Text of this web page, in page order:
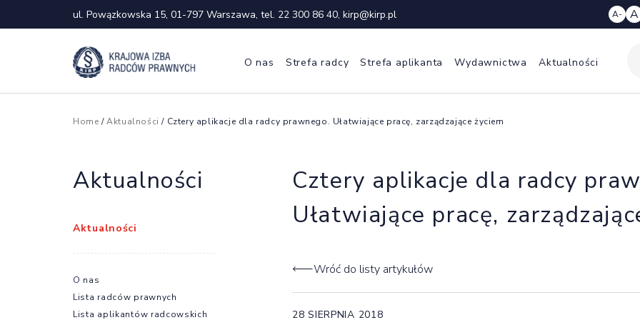
ul. Powązkowska 15, 01-797 Warszawa, tel. 22 300 86 40, kirp@kirp.pl A- A
O nas Strefa radcy Strefa aplikanta Wydawnictwa Aktualności
Home /Aktualności / Cztery aplikacje dla radcy prawnego. Ułatwiające pracę, zarządzające życiem
Cztery aplikacje dla radcy
Ułatwiające pracę,
Wróć do listy artykułów
28 SIERPNIA 2018
Aktualności
Aktualności
O nas
Lista radców prawnych
Lista aplikantów radcowskich